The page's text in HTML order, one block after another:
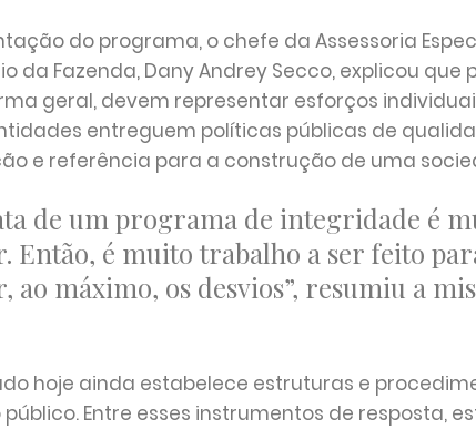
do programa, o chefe da Assessoria
da Fazenda, Dany Andrey Secco, explicou que
geral, devem representar esforços
entreguem políticas públicas de
e referência para a construção de uma
de um programa de integridade é
Então, é muito trabalho a ser feito
ao máximo, os desvios”, resumiu a
hoje ainda estabelece estruturas e
Entre esses instrumentos de resposta,